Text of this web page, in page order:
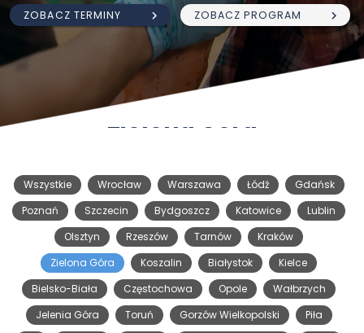
ZOBACZ TERMINY ZOBACZ PROGRAM
Zielona Góra
Wszystkie Wrocław Warszawa Łódź
Gdańsk
Poznań
Szczecin Bydgoszcz Katowice
Lublin
Olsztyn
Rzeszów Tarnów
Kraków
Zielona Góra
Koszalin Białystok
Kielce
Bielsko-Biała
Częstochowa Opole
Wałbrzych
Jelenia Góra
Toruń Gorzów Wielkopolski
Piła